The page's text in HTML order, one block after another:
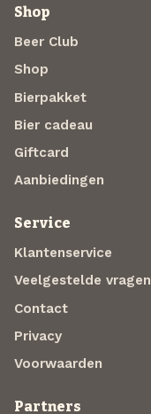
Shop
Beer Club
Shop
Bierpakket
Bier cadeau
Giftcard
Aanbiedingen
Service
Klantenservice
Veelgestelde vragen
Contact
Privacy
Voorwaarden
Partners